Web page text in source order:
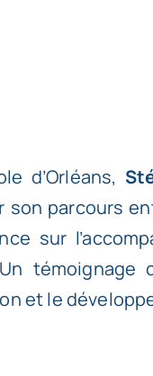
d’Orléans,
son parcours
sur
témoignage
et le